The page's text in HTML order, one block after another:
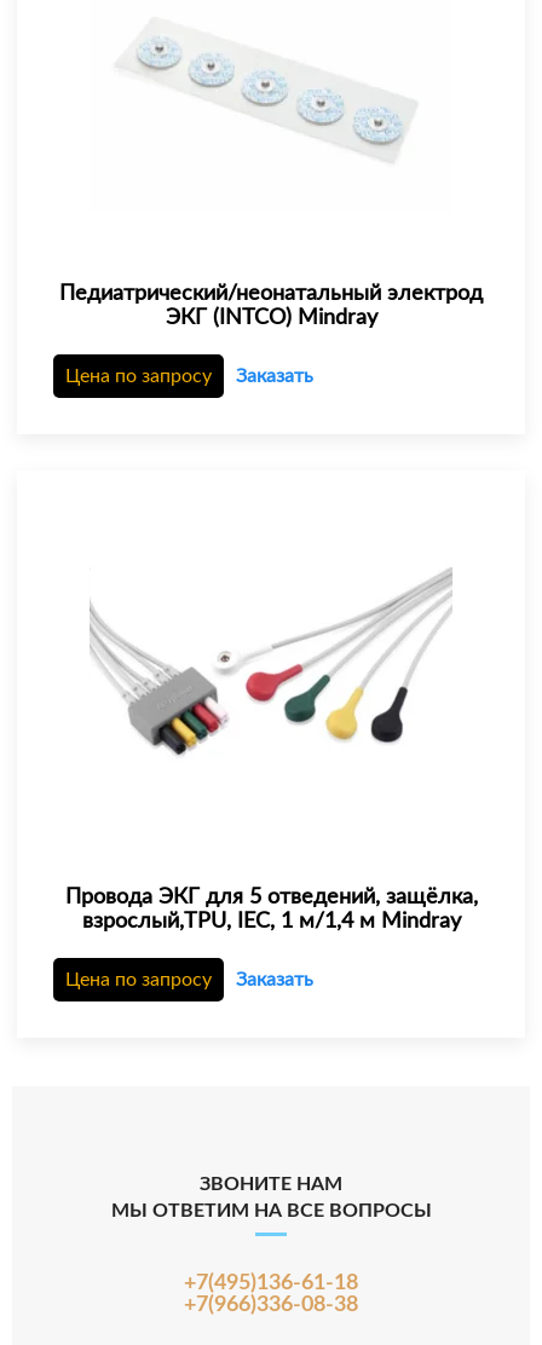
Педиатрический/неонатальный электрод
ЭКГ (INTCO) Mindray
Цена по запросу Заказать
Провода ЭКГ для 5 отведений, защёлка,
взрослый,TPU, IEC, 1 м/1,4 м Mindray
Цена по запросу Заказать
ЗВОНИТЕ НАМ
МЫ ОТВЕТИМ НА ВСЕ ВОПРОСЫ
+7(495)136-61-18
+7(966)336-08-38